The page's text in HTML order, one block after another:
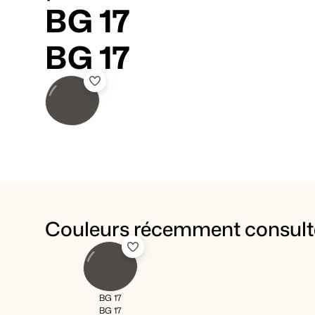
BG 17
BG 17
Couleurs récemment
BG 17
BG 17